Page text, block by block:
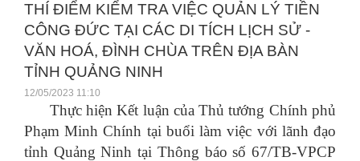
THÍ ĐIỂM KIỂM TRA VIỆC QUẢN LÝ TIỀN
CÔNG ĐỨC TẠI CÁC DI TÍCH LỊCH SỬ -
VĂN HOÁ, ĐÌNH CHÙA TRÊN ĐỊA BÀN
TỈNH QUẢNG NINH
12/05/2023 11:10
Thực hiện Kết luận của Thủ tướng Chính phủ
Phạm Minh Chính tại buổi làm việc với lãnh đạo
tỉnh Quảng Ninh tại Thông báo số 67/TB-VPCP